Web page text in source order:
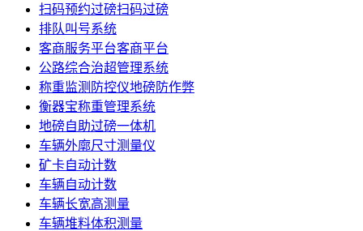
扫码预约过磅扫码过磅
排队叫号系统
客商服务平台客商平台
公路综合治超管理系统
称重监测防控仪地磅防作弊
衡器宝称重管理系统
地磅自助过磅一体机
车辆外廓尺寸测量仪
矿卡自动计数
车辆自动计数
车辆长宽高测量
车辆堆料体积测量